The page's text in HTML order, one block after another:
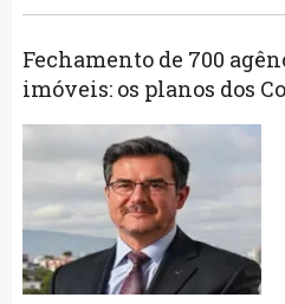
Fechamento de 700
imóveis: os planos dos